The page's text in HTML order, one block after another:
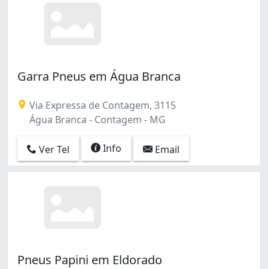
Garra Pneus em Água Branca
Via Expressa de Contagem, 3115
Água Branca - Contagem - MG
Ver Tel Info Email
Pneus Papini em Eldorado